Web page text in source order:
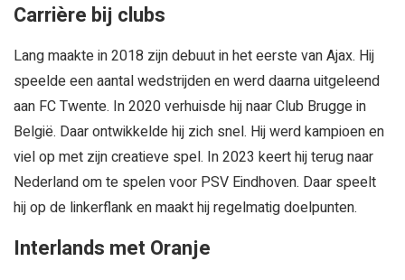
Carrière bij clubs
Lang maakte in 2018 zijn debuut in het eerste van Ajax. Hij
speelde een aantal wedstrijden en werd daarna uitgeleend
aan FC Twente. In 2020 verhuisde hij naar Club Brugge in
België. Daar ontwikkelde hij zich snel. Hij werd kampioen en
viel op met zijn creatieve spel. In 2023 keert hij terug naar
Nederland om te spelen voor PSV Eindhoven. Daar speelt
hij op de linkerflank en maakt hij regelmatig doelpunten.
Interlands met Oranje